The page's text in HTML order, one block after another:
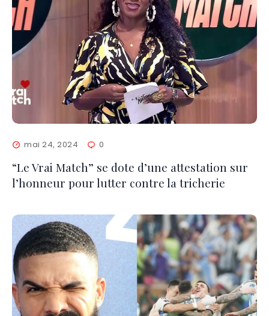
mai 24, 2024 0
“Le Vrai Match” se dote d’une attestation sur
l’honneur pour lutter contre la tricherie